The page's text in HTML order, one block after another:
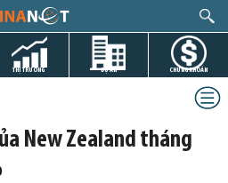
THỊ TRƯỜNG DỰ ÁN CHỨNG KHOÁN
New Zealand tháng